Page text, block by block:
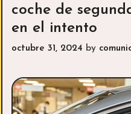
coche de
en el intento
octubre 31, 2024 by